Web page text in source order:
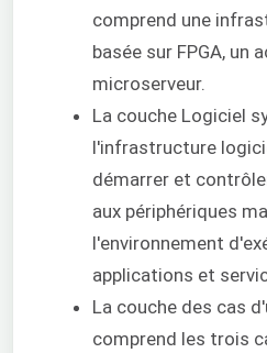
comprend une
basée sur FPGA, un
microserveur.
La couche Logiciel
l'infrastructure
démarrer et
aux périphériques
l'environnement
applications et
La couche des cas
comprend les trois